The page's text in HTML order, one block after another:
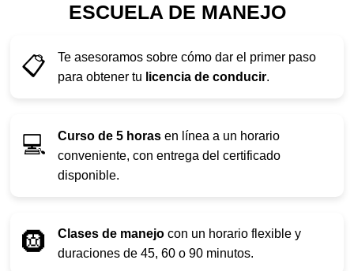
ESCUELA DE MANEJO
📋
Te asesoramos sobre cómo dar el primer paso
para obtener tu licencia de conducir.
💻 Curso de 5 horas en línea a un horario
conveniente, con entrega del certificado
disponible.
🛞 Clases de manejo con un horario flexible y
duraciones de 45, 60 o 90 minutos.